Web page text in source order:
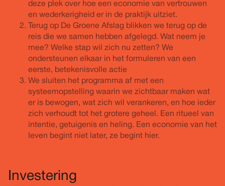
deze plek over hoe een economie van vertrouwen
en wederkerigheid er in de praktijk uitziet.
Terug op De Groene Afslag blikken we terug op de
reis die we samen hebben afgelegd. Wat neem je
mee? Welke stap wil zich nu zetten? We
ondersteunen elkaar in het formuleren van een
eerste, betekenisvolle actie
We sluiten het programma af met een
systeemopstelling waarin we zichtbaar maken wat
er is bewogen, wat zich wil verankeren, en hoe ieder
zich verhoudt tot het grotere geheel. Een ritueel van
intentie, getuigenis en heling. Een economie van het
leven begint niet later, ze begint hier.
Investering